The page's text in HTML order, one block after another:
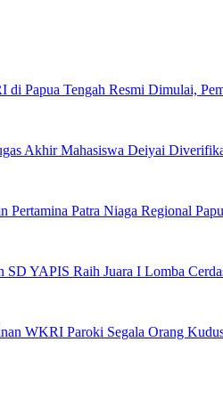
Papua Tengah Resmi Dimulai,
Akhir Mahasiswa Deiyai
Pertamina Patra Niaga Regional
SD YAPIS Raih Juara I Lomba
WKRI Paroki Segala Orang